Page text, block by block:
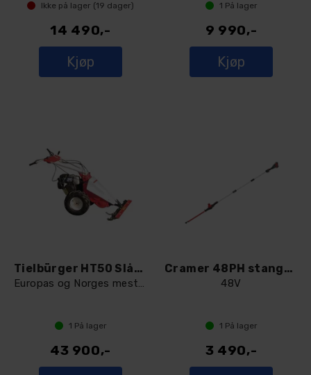
Ikke på lager (19 dager)
14 490,-
Kjøp
1 På lager
9 990,-
Kjøp
Tielbürger HT50 Slåmaskin
Europas og Norges mest solgte slåmaskin!
1 På lager
43 900,-
Cramer 48PH stanghekksaks
48V
1 På lager
3 490,-